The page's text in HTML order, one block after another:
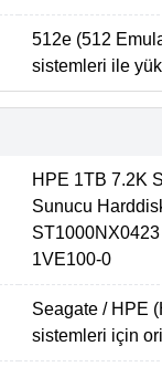
512e (512
sistemleri ile
HPE 1TB 7.2K
Sunucu
1VE100-0
Seagate / HPE
sistemleri için